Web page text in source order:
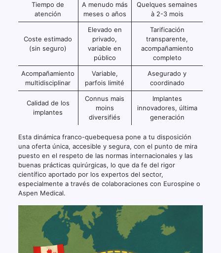
Tiempo de
atención
A menudo más
meses o años
Quelques semaines
à 2-3 mois
Coste estimado
(sin seguro)
Elevado en
privado,
variable en
público
Tarificación
transparente,
acompañamiento
completo
Acompañamiento
multidisciplinar
Variable,
parfois limité
Asegurado y
coordinado
Calidad de los
implantes
Connus mais
moins
diversifiés
Implantes
innovadores, última
generación
Esta dinámica franco-quebequesa pone a tu disposición
una oferta única, accesible y segura, con el punto de mira
puesto en el respeto de las normas internacionales y las
buenas prácticas quirúrgicas, lo que da fe del rigor
científico aportado por los expertos del sector,
especialmente a través de colaboraciones con Eurospine o
Aspen Medical.